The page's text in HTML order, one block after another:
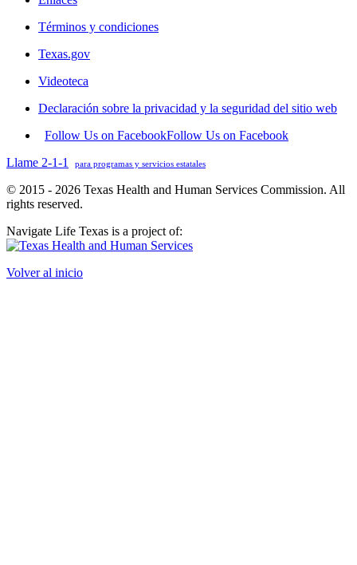
Términos y condiciones
Texas.gov
Videoteca
Declaración sobre la privacidad y la seguridad del sitio web
Follow Us on FacebookFollow Us on Facebook
Llame 2-1-1
para programas y servicios estatales
© 2015 - 2026 Texas Health and Human Services Commission. All
rights reserved.
Navigate Life Texas is a project of:
Volver al inicio